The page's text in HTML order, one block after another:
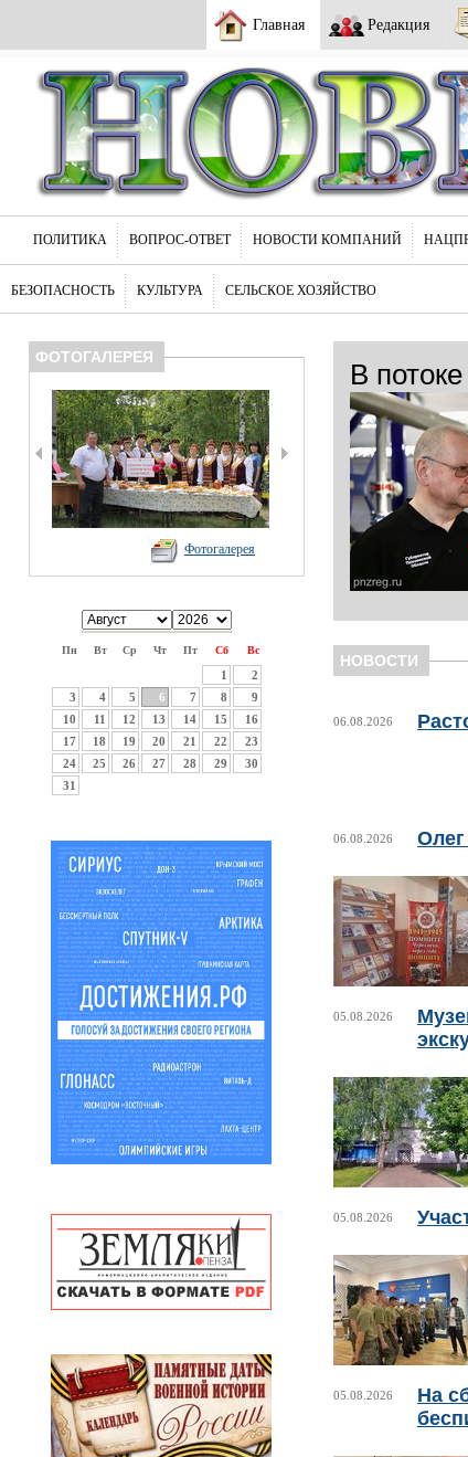
Главная Редакция
ПОЛИТИКА ВОПРОС-ОТВЕТ НОВОСТИ КОМПАНИЙ
БЕЗОПАСНОСТЬ КУЛЬТУРА СЕЛЬСКОЕ ХОЗЯЙСТВО
ФОТОГАЛЕРЕЯ
Фотогалерея
Пн Вт Ср Чт Пт Сб Вс
1
2
3
4 5 6 7 8
9
10
11 12 13 14 15
16
17
18 19 20 21 22
23
24
25 26 27 28 29
30
31
В
НОВОСТИ
06.08.2026
06.08.2026
05.08.2026
05.08.2026
05.08.2026
На